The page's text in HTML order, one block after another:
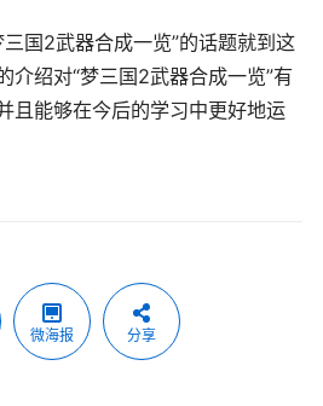
国2武器合成一览”的话题就到这
介绍对“梦三国2武器合成一览”有
且能够在今后的学习中更好地运
微海报 分享